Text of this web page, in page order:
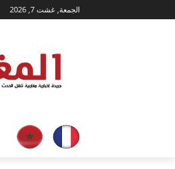
الجمعة, غشت 7, 2026